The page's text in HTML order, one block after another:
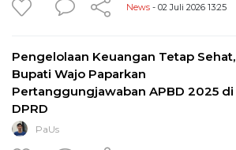
News - 02 Juli 2026 13:25
Pengelolaan Keuangan Tetap Sehat,
Bupati Wajo Paparkan
Pertanggungjawaban APBD 2025 di
DPRD
PaUs